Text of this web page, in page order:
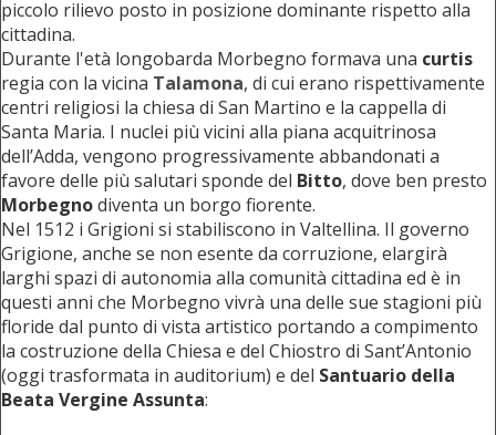
piccolo rilievo posto in posizione dominante rispetto alla
cittadina.
Durante l'età longobarda Morbegno formava una curtis
regia con la vicina Talamona, di cui erano rispettivamente
centri religiosi la chiesa di San Martino e la cappella di
Santa Maria. I nuclei più vicini alla piana acquitrinosa
dell’Adda, vengono progressivamente abbandonati a
favore delle più salutari sponde del Bitto, dove ben presto
Morbegnodiventa un borgo fiorente.
Nel 1512 i Grigioni si stabiliscono in Valtellina. Il governo
Grigione, anche se non esente da corruzione, elargirà
larghi spazi di autonomia alla comunità cittadina ed è in
questi anni che Morbegno vivrà una delle sue stagioni più
floride dal punto di vista artistico portando a compimento
la costruzione della Chiesa e del Chiostro di Sant’Antonio
(oggi trasformata in auditorium) e del Santuario della
Beata Vergine Assunta: